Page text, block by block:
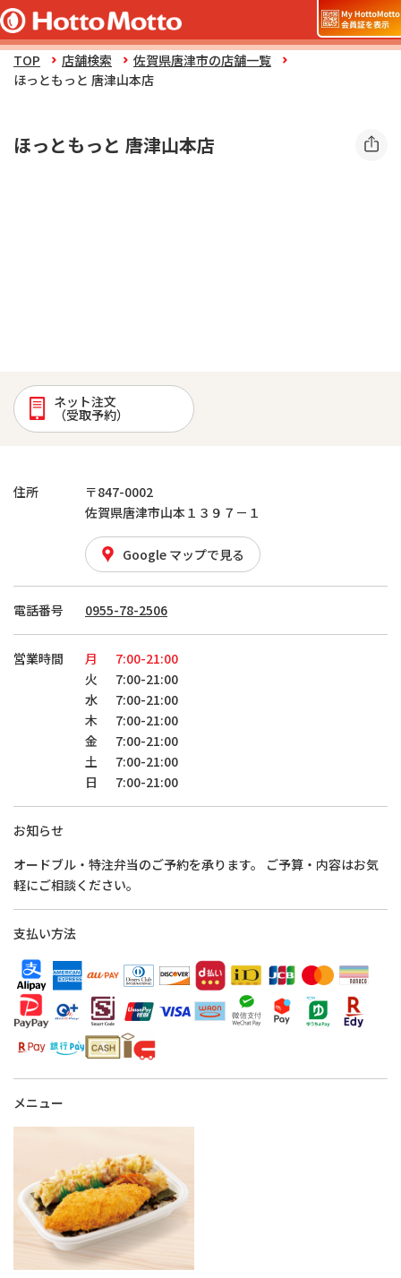
TOP 店舗検索
佐賀県唐津市の店舗一覧
ほっともっと 唐津山本店
ほっともっと 唐津山本店
ネット注文
（受取予約）
住所
〒847-0002
佐賀県唐津市山本１３９７－１
Google マップで見る
電話番号 0955-78-2506
営業時間 月
7:00-21:00
火
7:00-21:00
水
7:00-21:00
木
7:00-21:00
金
7:00-21:00
土
7:00-21:00
日
7:00-21:00
お知らせ
オードブル・特注弁当のご予約を承ります。 ご予算・内容はお気
軽にご相談ください。
支払い方法
メニュー